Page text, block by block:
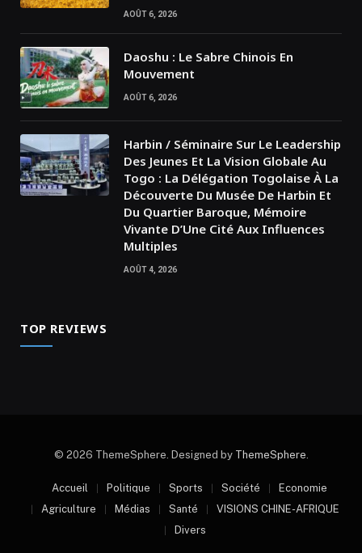
AOÛT 6, 2026
Daoshu : Le Sabre Chinois En
Mouvement
AOÛT 6, 2026
Harbin / Séminaire Sur Le Leadership
Des Jeunes Et La Vision Globale Au
Togo : La Délégation Togolaise À La
Découverte Du Musée De Harbin Et
Du Quartier Baroque, Mémoire
Vivante D’Une Cité Aux Influences
Multiples
AOÛT 4, 2026
TOP REVIEWS
© 2026 ThemeSphere. Designed by ThemeSphere.
Accueil Politique Sports Société
Economie
Agriculture
Médias Santé
VISIONS CHINE-AFRIQUE
Divers